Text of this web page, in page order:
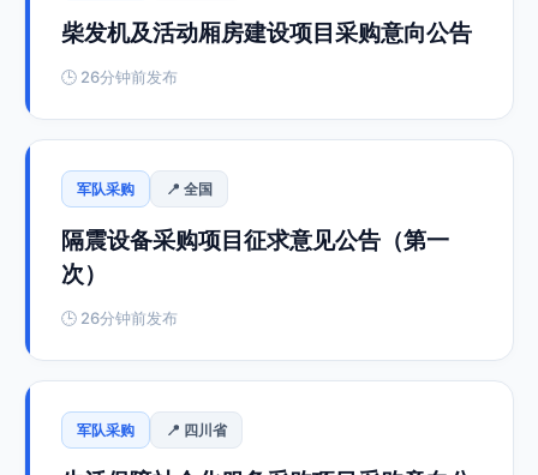
柴发机及活动厢房建设项目采购意向公告
🕒 26分钟前发布
军队采购 📍 全国
隔震设备采购项目征求意见公告（第一
次）
🕒 26分钟前发布
军队采购 📍 四川省